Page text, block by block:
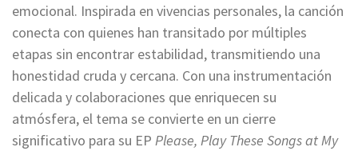
emocional. Inspirada en vivencias personales, la canción
conecta con quienes han transitado por múltiples
etapas sin encontrar estabilidad, transmitiendo una
honestidad cruda y cercana. Con una instrumentación
delicada y colaboraciones que enriquecen su
atmósfera, el tema se convierte en un cierre
significativo para su EP Please, Play These Songs at My